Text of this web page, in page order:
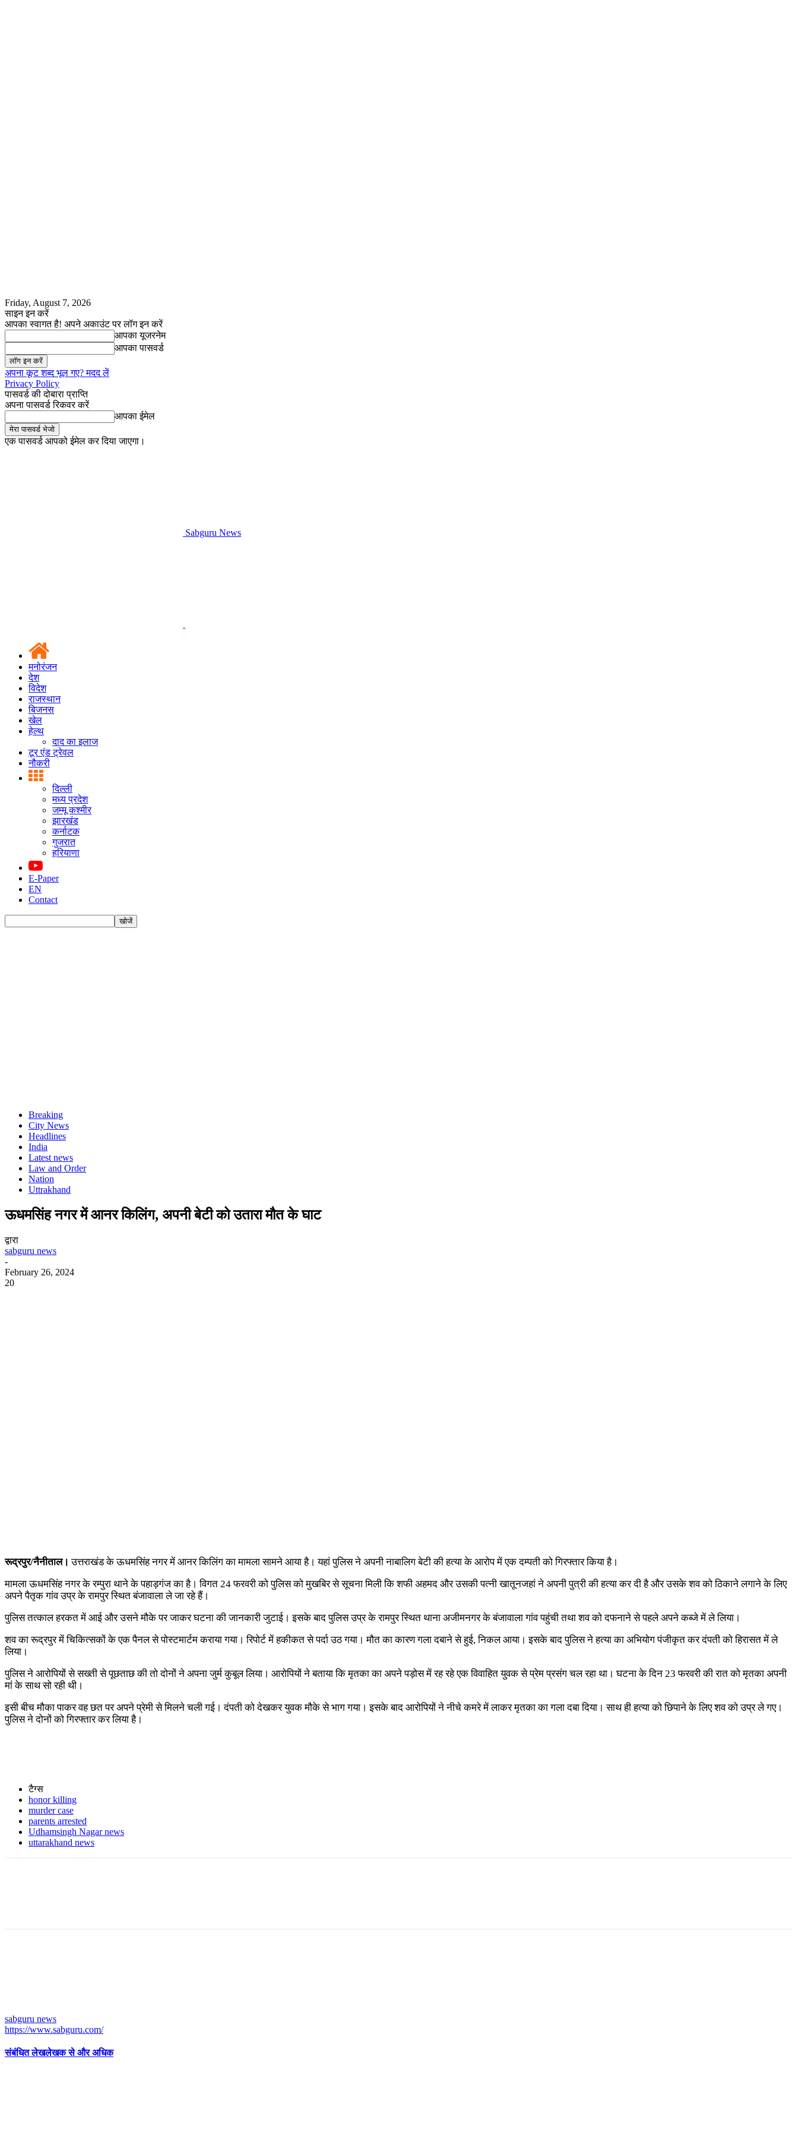
Friday, August 7, 2026
साइन इन करें
आपका स्वागत है! अपने अकाउंट पर लॉग इन करें
आपका यूजरनेम
आपका पासवर्ड
अपना कूट शब्द भूल गए? मदद लें
Privacy Policy
पासवर्ड की दोबारा प्राप्ति
अपना पासवर्ड रिकवर करें
आपका ईमेल
एक पासवर्ड आपको ईमेल कर दिया जाएगा।
Sabguru News
मनोरंजन
देश
विदेश
राजस्थान
बिजनस
खेल
हेल्थ
दाद का इलाज
टूर एंड ट्रेवल
नौकरी
दिल्ली
मध्य प्रदेश
जम्मू कश्मीर
झारखंड
कर्नाटक
गुजरात
हरियाणा
E-Paper
EN
Contact
Breaking
City News
Headlines
India
Latest news
Law and Order
Nation
Uttrakhand
ऊधमसिंह नगर में आनर किलिंग, अपनी बेटी को उतारा मौत के घाट
द्वारा
sabguru news
-
February 26, 2024
20
रूद्रपुर/नैनीताल। उत्तराखंड के ऊधमसिंह नगर में आनर किलिंग का मामला सामने आया है। यहां पुलिस ने अपनी नाबालिग बेटी की हत्या के आरोप में एक दम्पती को गिरफ्तार किया है।
मामला ऊधमसिंह नगर के रम्पुरा थाने के पहाड़गंज का है। विगत 24 फरवरी को पुलिस को मुखबिर से सूचना मिली कि शफी अहमद और उसकी पत्नी खातूनजहां ने अपनी पुत्री की हत्या कर दी है और उसके शव को ठिकाने लगाने के लिए
अपने पैतृक गांव उप्र के रामपुर स्थित बंजावाला ले जा रहे हैं।
पुलिस तत्काल हरकत में आई और उसने मौके पर जाकर घटना की जानकारी जुटाई। इसके बाद पुलिस उप्र के रामपुर स्थित थाना अजीमनगर के बंजावाला गांव पहुंची तथा शव को दफनाने से पहले अपने कब्जे में ले लिया।
शव का रूद्रपुर में चिकित्सकों के एक पैनल से पोस्टमार्टम कराया गया। रिपोर्ट में हकीकत से पर्दा उठ गया। मौत का कारण गला दबाने से हुई, निकल आया। इसके बाद पुलिस ने हत्या का अभियोग पंजीकृत कर दंपती को हिरासत में ले
लिया।
पुलिस ने आरोपियों से सख्ती से पूछताछ की तो दोनों ने अपना जुर्म कुबूल लिया। आरोपियों ने बताया कि मृतका का अपने पड़ोस में रह रहे एक विवाहित युवक से प्रेम प्रसंग चल रहा था। घटना के दिन 23 फरवरी की रात को मृतका अपनी
मां के साथ सो रही थी।
इसी बीच मौका पाकर वह छत पर अपने प्रेमी से मिलने चली गई। दंपती को देखकर युवक मौके से भाग गया। इसके बाद आरोपियों ने नीचे कमरे में लाकर मृतका का गला दबा दिया। साथ ही हत्या को छिपाने के लिए शव को उप्र ले गए।
पुलिस ने दोनों को गिरफ्तार कर लिया है।
टैग्स
honor killing
murder case
parents arrested
Udhamsingh Nagar news
uttarakhand news
sabguru news
https://www.sabguru.com/
संबंधित लेखलेखक से और अधिक